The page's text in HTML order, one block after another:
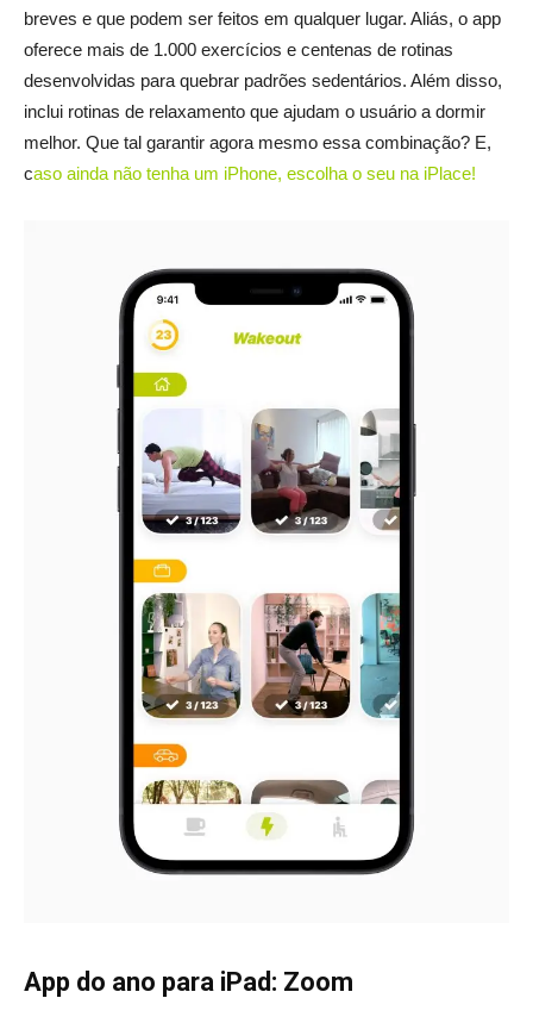
breves e que podem ser feitos em qualquer lugar. Aliás, o app
oferece mais de 1.000 exercícios e centenas de rotinas
desenvolvidas para quebrar padrões sedentários. Além disso,
inclui rotinas de relaxamento que ajudam o usuário a dormir
melhor. Que tal garantir agora mesmo essa combinação? E,
caso ainda não tenha um iPhone, escolha o seu na iPlace!
App do ano para iPad: Zoom